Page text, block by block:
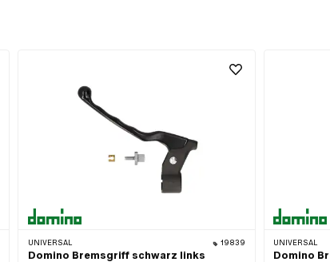
UNIVERSAL 19839
Domino Bremsgriff schwarz links
UNIVERSAL
Domino